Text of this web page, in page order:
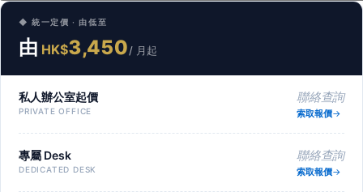
◆ 統一定價 · 由低至
由 HK$3,450/ 月起
私人辦公室起價
PRIVATE OFFICE
聯絡查詢
索取報價
專屬 Desk
DEDICATED DESK
聯絡查詢
索取報價